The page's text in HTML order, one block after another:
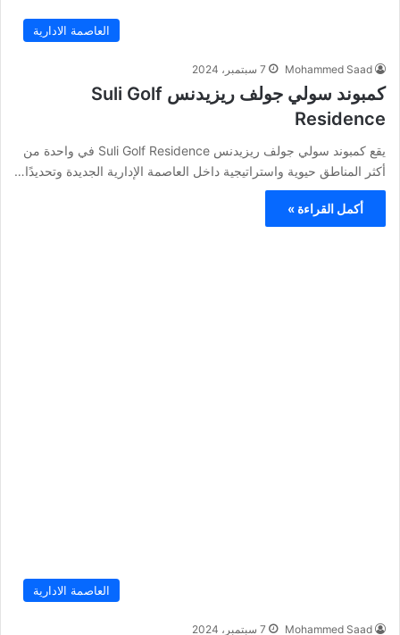
العاصمة الادارية
Mohammed Saad 7 سبتمبر، 2024
كمبوند سولي جولف ريزيدنس Suli Golf
Residence
يقع كمبوند سولي جولف ريزيدنس Suli Golf Residence في واحدة من
أكثر المناطق حيوية واستراتيجية داخل العاصمة الإدارية الجديدة وتحديدًا…
أكمل القراءة »
العاصمة الادارية
Mohammed Saad 7 سبتمبر، 2024